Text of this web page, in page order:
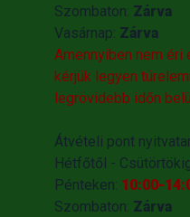
Szombaton: Zárva
Vasárnap: Zárva
Amennyiben nem éri
kérjük legyen
legrövidebb időn
Átvételi pont
Hétfőtől -
Pénteken: 10:00-
Szombaton: Zárva